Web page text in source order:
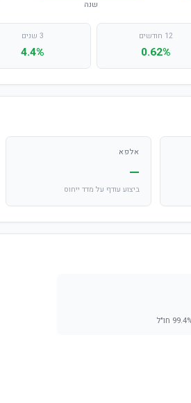
12 חודשים
0.62%
3 שנים
4.4%
אלפא
—
ביצוע עודף על מדד ייחוס